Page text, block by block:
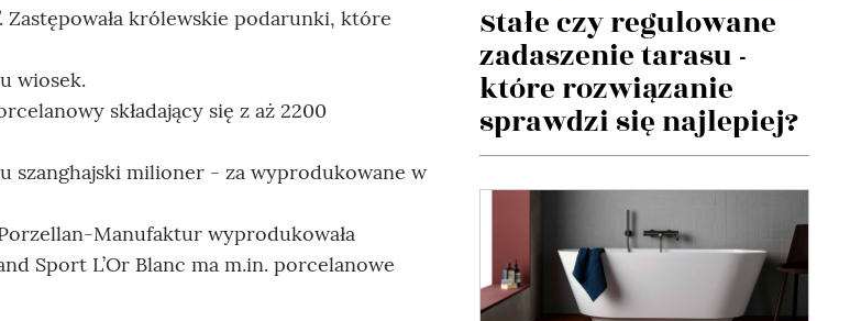
Zastępowała królewskie podarunki, które
wiosek.
składający się z aż 2200
szanghajski milioner - za wyprodukowane w
Manufaktur wyprodukowała
Sport L’Or Blanc ma m.in. porcelanowe
Stałe czy regulowane
zadaszenie tarasu -
które rozwiązanie
sprawdzi się najlepiej?